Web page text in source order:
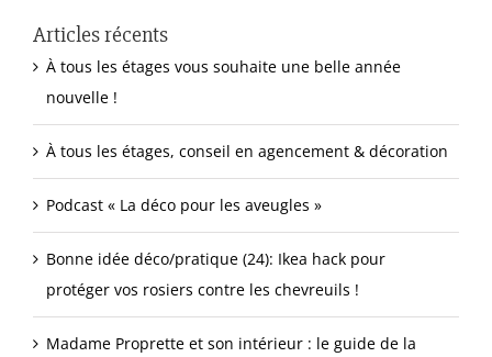
Articles récents
À tous les étages vous souhaite une belle année
nouvelle !
À tous les étages, conseil en agencement & décoration
Podcast « La déco pour les aveugles »
Bonne idée déco/pratique (24): Ikea hack pour
protéger vos rosiers contre les chevreuils !
Madame Proprette et son intérieur : le guide de la